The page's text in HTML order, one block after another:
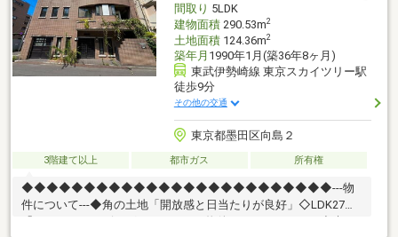
間取り 5LDK
建物面積290.53m2
土地面積124.36m2
築年月 1990年1月(築36年8ヶ月)
東武伊勢崎線 東京スカイツリー駅
徒歩9分
その他の交通
東京都墨田区向島２
3階建て以上 都市ガス 所有権
◆◆◆◆◆◆◆◆◆◆◆◆◆◆◆◆◆◆◆◆◆◆◆◆◆---物
件について---◆角の土地「開放感と日当たりが良好」◇LDK27帖